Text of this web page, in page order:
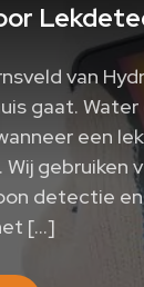
van
gaat.
een
gebruiken
detectie
[…]